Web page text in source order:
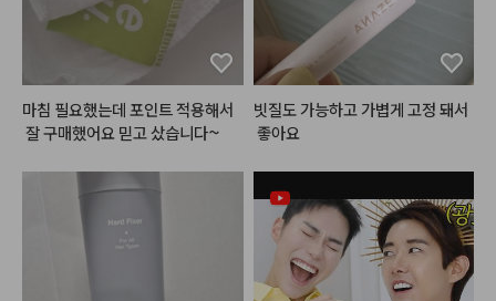
마침 필요했는데 포인트 적용해서
잘 구매했어요 믿고 샀습니다~
빗질도 가능하고 가볍게 고정 돼서
좋아요